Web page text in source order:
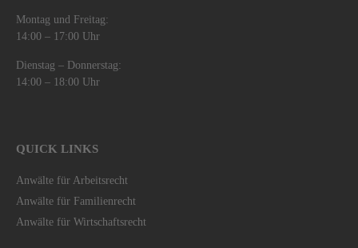
Montag und Freitag:
14:00 – 17:00 Uhr
Dienstag – Donnerstag:
14:00 – 18:00 Uhr
QUICK LINKS
Anwälte für Arbeitsrecht
Anwälte für Familienrecht
Anwälte für Wirtschaftsrecht